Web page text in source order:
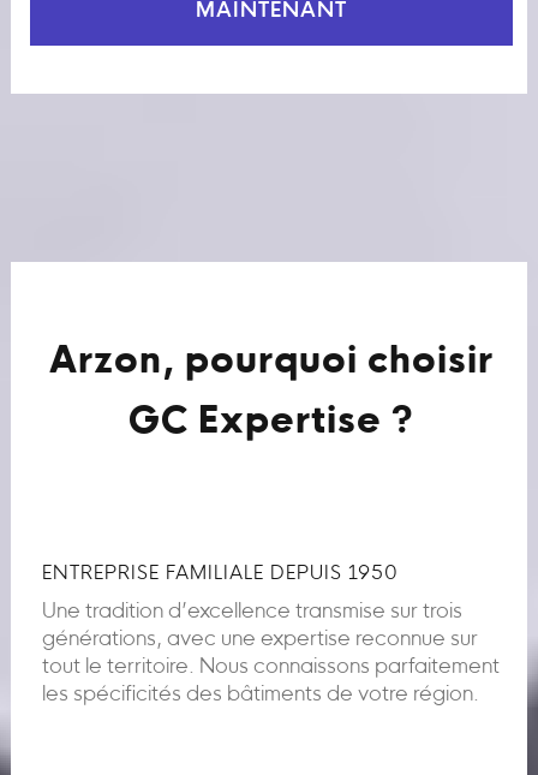
MAINTENANT
Arzon, pourquoi choisir
GC Expertise ?
ENTREPRISE FAMILIALE DEPUIS 1950
Une tradition d’excellence transmise sur trois
générations, avec une expertise reconnue sur
tout le territoire. Nous connaissons parfaitement
les spécificités des bâtiments de votre région.